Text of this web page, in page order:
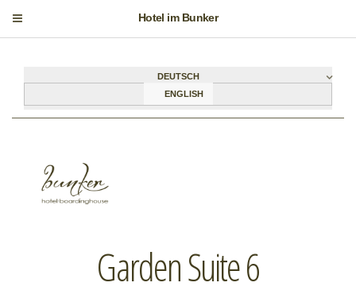
Hotel im Bunker
DEUTSCH
ENGLISH
Garden Suite 6